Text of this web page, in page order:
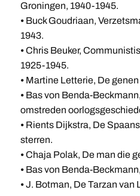
Groningen, 1940-1945.
⦁ Buck Goudriaan,
1943.
⦁ Chris Beuker,
1925-1945.
⦁ Martine Letterie, De
⦁ Bas von Benda-
omstreden
⦁ Rients Dijkstra, De
sterren.
⦁ Chaja Polak, De man die
⦁ Bas von Benda-
⦁ J. Botman, De Tarzan van